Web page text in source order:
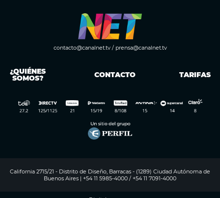
contacto@canalnet.tv/ prensa@canalnet.tv
¿QUIÉNES
SOMOS? CONTACTO TARIFAS
California 2715/21 - Distrito de Diseño, Barracas - (1289) Ciudad Autónoma de
Buenos Aires | +54 11 5985-4000 / +54 11 7091-4000